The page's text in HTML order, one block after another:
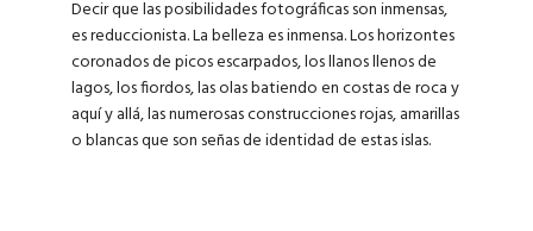
Decir que las posibilidades fotográficas son inmensas,
es reduccionista. La belleza es inmensa. Los horizontes
coronados de picos escarpados, los llanos llenos de
lagos, los fiordos, las olas batiendo en costas de roca y
aquí y allá, las numerosas construcciones rojas, amarillas
o blancas que son señas de identidad de estas islas.